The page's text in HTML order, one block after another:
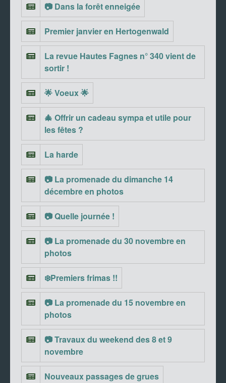
📷 Dans la forêt enneigée
Premier janvier en Hertogenwald
La revue Hautes Fagnes n° 340 vient de
sortir !
🌟 Voeux 🌟
🎄 Offrir un cadeau sympa et utile pour
les fêtes ?
La harde
📷 La promenade du dimanche 14
décembre en photos
📷 Quelle journée !
📷 La promenade du 30 novembre en
photos
❄️Premiers frimas !!
📷 La promenade du 15 novembre en
photos
📷 Travaux du weekend des 8 et 9
novembre
Nouveaux passages de grues